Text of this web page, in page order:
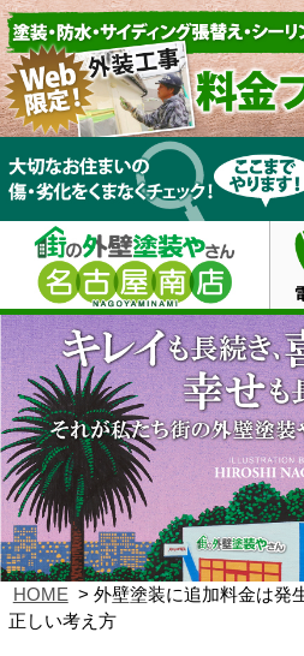
HOME
外壁塗装に追加料金は発
正しい考え方